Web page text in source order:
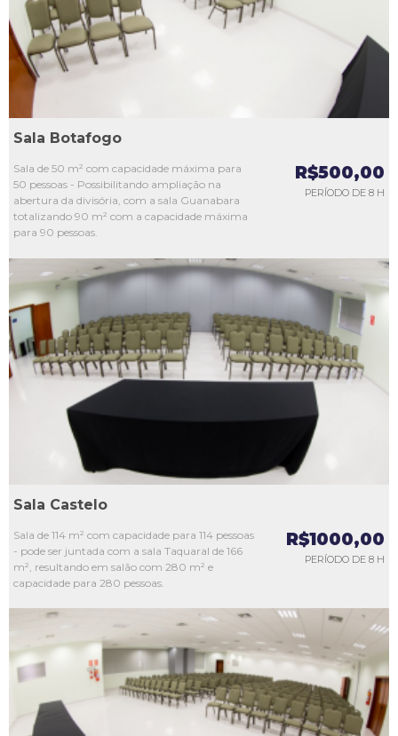
L4
Sala Botafogo
Sala de 50 m² com capacidade máxima para
50 pessoas - Possibilitando ampliação na
abertura da divisória, com a sala Guanabara
totalizando 90 m² com a capacidade máxima
para 90 pessoas.
R$500,00
PERÍODO DE 8 H
L2
L3
L4
Sala Castelo
Sala de 114 m² com capacidade para 114 pessoas
- pode ser juntada com a sala Taquaral de 166
m², resultando em salão com 280 m² e
capacidade para 280 pessoas.
R$1000,00
PERÍODO DE 8 H
L3
L4